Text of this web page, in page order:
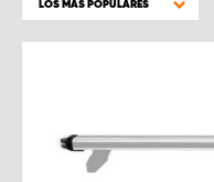
LOS MAS POPULARES